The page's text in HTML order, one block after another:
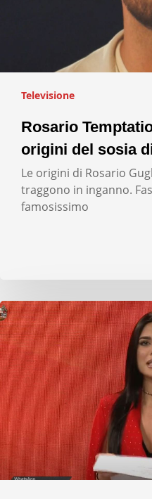
Televisione
Rosario
origini del sosia
Le origini di Rosario
traggono in inganno.
famosissimo